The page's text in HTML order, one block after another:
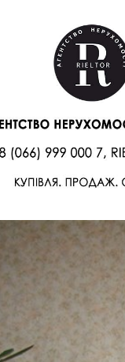
підвів